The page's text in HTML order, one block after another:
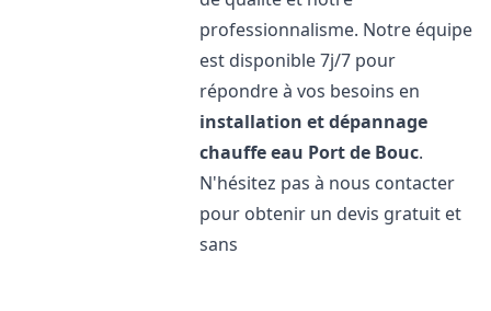
professionnalisme. Notre équipe
est disponible 7j/7 pour
répondre à vos besoins en
installation et dépannage
chauffe eau Port de Bouc.
N'hésitez pas à nous contacter
pour obtenir un devis gratuit et
sans